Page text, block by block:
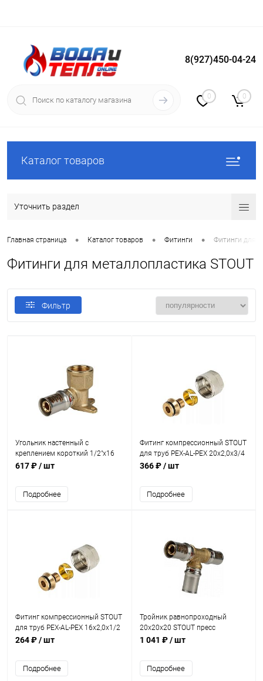
Вход Регистрация
8(927)450-04-24
0 0
Каталог товаров
Уточнить раздел
Главная страница • Каталог товаров • Фитинги • Фитинги для
Фитинги для металлопластика STOUT
Фильтр
Угольник настенный с
креплением короткий 1/2"х16
STOUT пресс
617 ₽/ шт
Подробнее
Фитинг компрессионный STOUT
для труб PEX-AL-PEX 20х2,0х3/4
366 ₽/ шт
Подробнее
Фитинг компрессионный STOUT
для труб PEX-AL-PEX 16х2,0х1/2
264 ₽/ шт
Подробнее
Тройник равнопроходный
20х20х20 STOUT пресс
1 041 ₽/ шт
Подробнее